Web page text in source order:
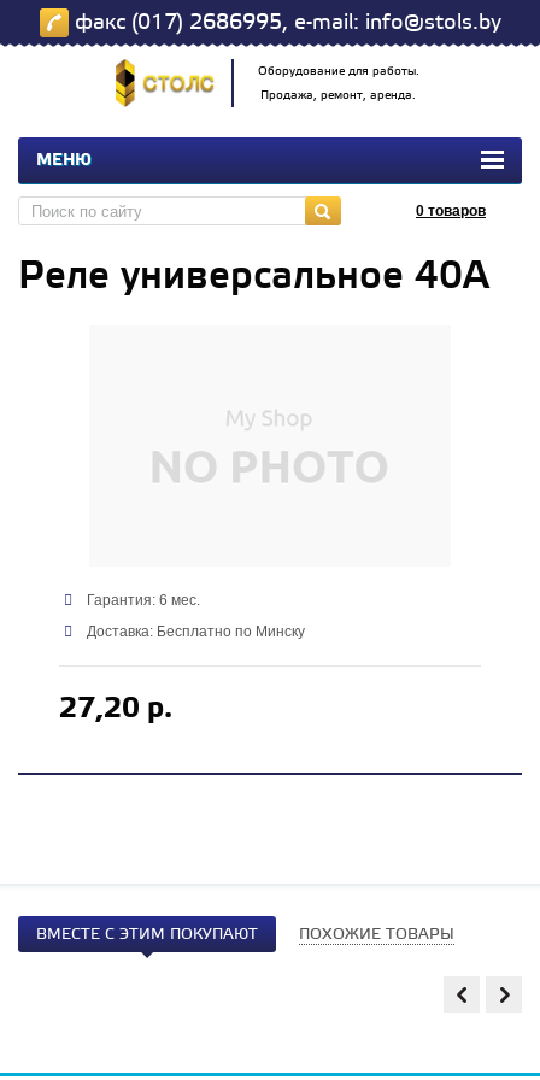
факс (017) 2686995, e-mail: info@stols.by
Оборудование для работы.
Продажа, ремонт, аренда.
МЕНЮ
0 товаров
Реле универсальное 40А
Гарантия: 6 мес.
Доставка: Бесплатно по Минску
27,20 р.
ВМЕСТЕ С ЭТИМ ПОКУПАЮТ ПОХОЖИЕ ТОВАРЫ